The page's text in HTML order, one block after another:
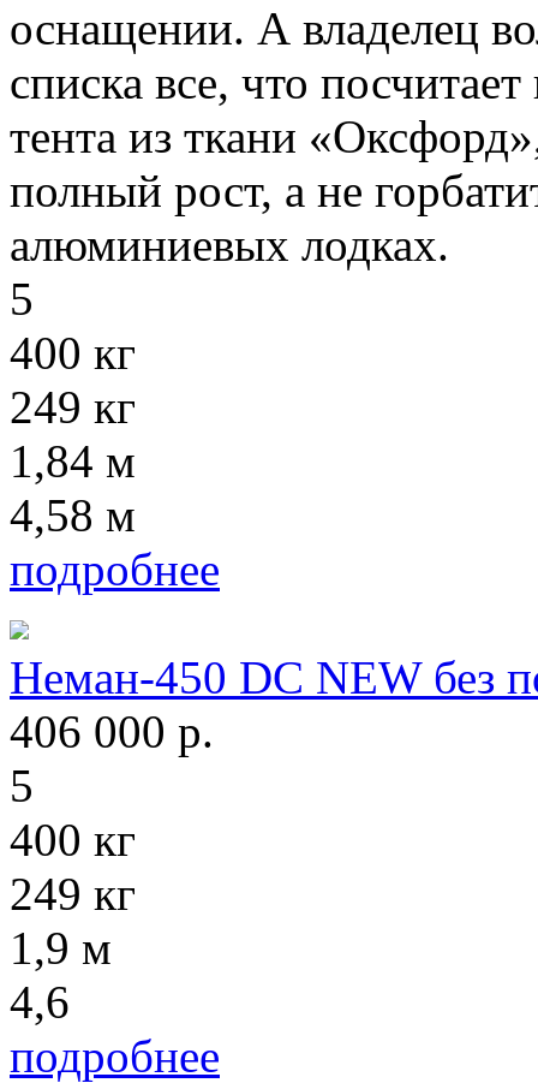
оснащении. А владелец
списка все, что
тента из ткани
полный рост, а не
алюминиевых лодках.
5
400 кг
249 кг
1,84 м
4,58 м
подробнее
Неман-450 DC NEW без
406 000 р.
5
400 кг
249 кг
1,9 м
4,6
подробнее